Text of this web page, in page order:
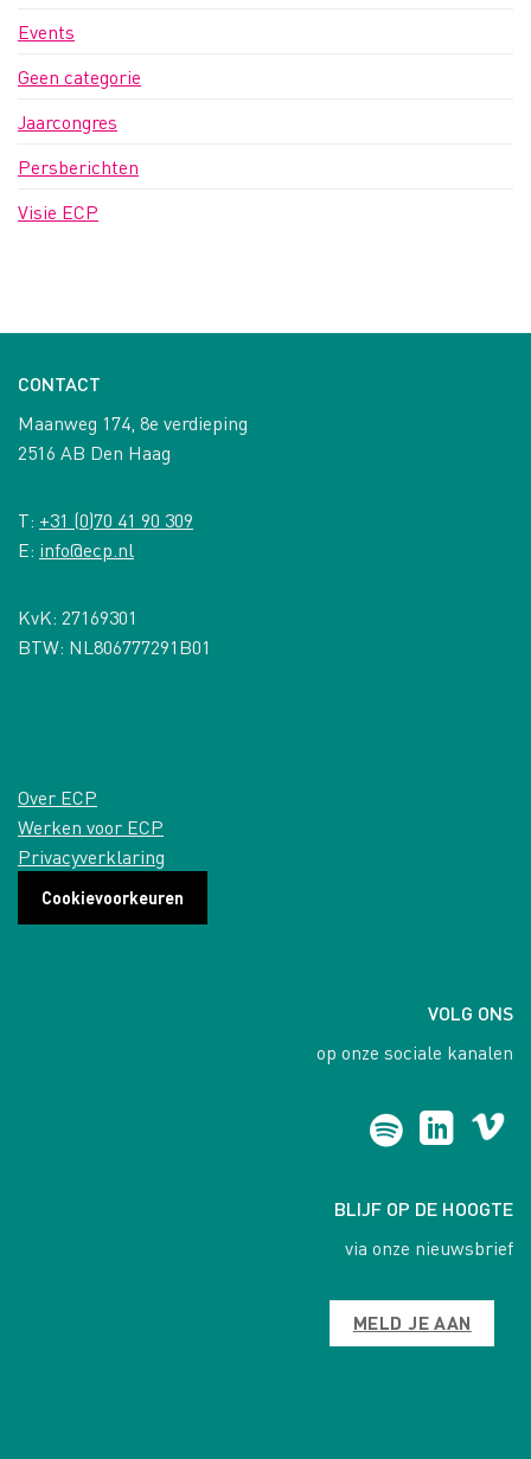
Events
Geen categorie
Jaarcongres
Persberichten
Visie ECP
CONTACT
Maanweg 174, 8e verdieping
2516 AB Den Haag
T: +31 (0)70 41 90 309
E: info@ecp.nl
KvK: 27169301
BTW: NL806777291B01
Over ECP
Werken voor ECP
Privacyverklaring
Cookievoorkeuren
VOLG ONS
op onze sociale kanalen
BLIJF OP DE HOOGTE
via onze nieuwsbrief
MELD JE AAN